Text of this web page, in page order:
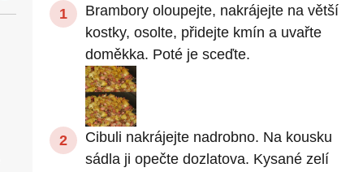
Brambory oloupejte, nakrájejte na větší
kostky, osolte, přidejte kmín a uvařte
doměkka. Poté je sceďte.
Cibuli nakrájejte nadrobno. Na kousku
sádla ji opečte dozlatova. Kysané zelí